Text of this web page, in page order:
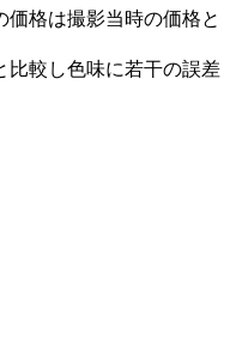
格は撮影当時の価格と
較し色味に若干の誤差